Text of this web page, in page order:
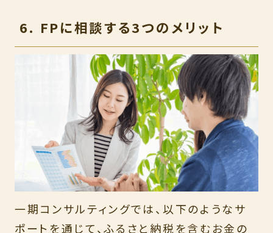
6. FPに相談する3つのメリット
一期コンサルティングでは、以下のようなサ
ポートを通じて、ふるさと納税を含むお金の